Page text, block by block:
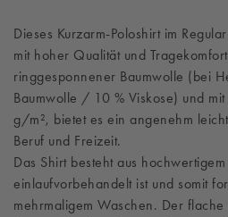
Dieses Kurzarm-Poloshirt im
mit hoher Qualität und
ringgesponnener Baumwolle (bei
Baumwolle / 10 % Viskose) und
g/m², bietet es ein angenehm
Beruf und Freizeit.
Das Shirt besteht aus
einlaufvorbehandelt ist und somit
mehrmaligem Waschen. Der